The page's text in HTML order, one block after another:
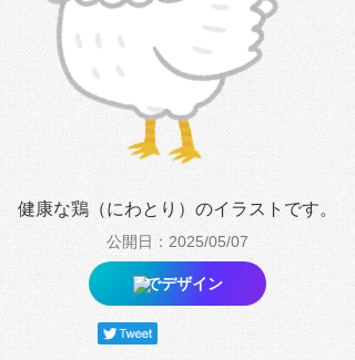
健康な鶏（にわとり）のイラストです。
公開日：2025/05/07
でデザイン